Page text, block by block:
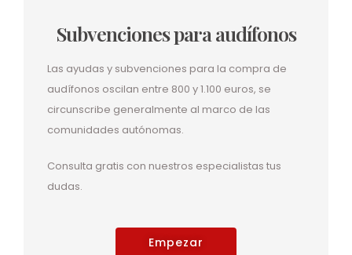
Subvenciones para audífonos
Las ayudas y subvenciones para la compra de
audífonos oscilan entre 800 y 1.100 euros, se
circunscribe generalmente al marco de las
comunidades autónomas.
Consulta gratis con nuestros especialistas tus
dudas.
Empezar